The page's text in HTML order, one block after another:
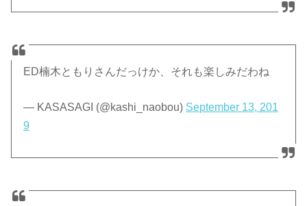
ED楠木ともりさんだっけか、それも楽しみだわね
— KASASAGI (@kashi_naobou) September 13, 201
9